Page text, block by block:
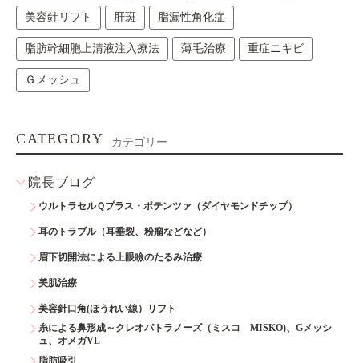
美容針リフト 肝斑 脂漏性角化症
脂肪幹細胞上清液注入療法 薄毛治療 重症ニキビ
Ｇメッシュ
CATEGORY カテゴリー
院長ブログ
ウルトラセルＱプラス・ポテンツァ（ダイヤモンドチップ）
耳のトラブル（耳垂裂、粉瘤などなど）
眉下切開法による上眼瞼のたるみ治療
美肌治療
美容針口角(ほうれい線）リフト
糸による鼻形成～クレオパトラノーズ（ミスコ MISKO)、Gメッシ
ュ、オメガVL
脂肪吸引